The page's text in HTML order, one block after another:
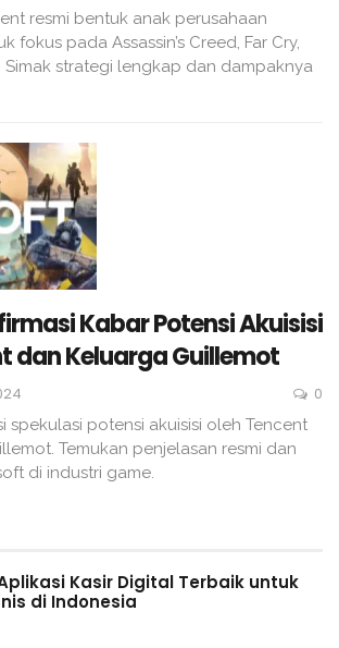
resmi bentuk anak perusahaan
fokus pada Assassin’s Creed, Far Cry,
Simak strategi lengkap dan dampaknya
Kabar Potensi Akuisisi
dan Keluarga Guillemot
0
spekulasi potensi akuisisi oleh Tencent
Temukan penjelasan resmi dan
di industri game.
Kasir Digital Terbaik untuk
di Indonesia